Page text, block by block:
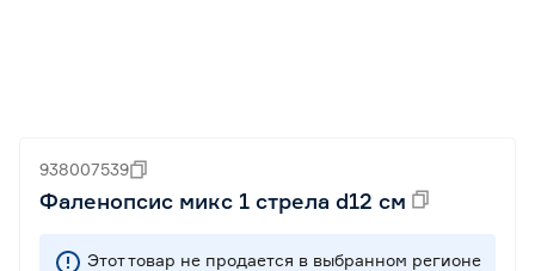
938007539
Фаленопсис микс 1 стрела d12 см
Этот товар не продается в выбранном регионе